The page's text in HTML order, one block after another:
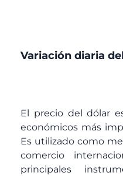
Variación diaria
El precio del dólar
económicos más
Es utilizado como
comercio
principales